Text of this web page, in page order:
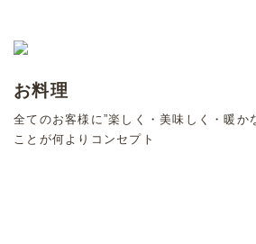
お料理
全てのお客様に”楽しく・美味しく・暖か
ことが何よりコンセプト